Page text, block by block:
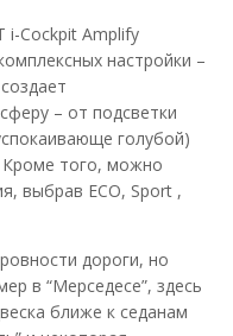
i-Cockpit Amplify
настройки –
– от подсветки
голубой)
Кроме того, можно
выбрав ECO, Sport ,
дороги, но
в “Мерседесе”, здесь
ближе к седанам